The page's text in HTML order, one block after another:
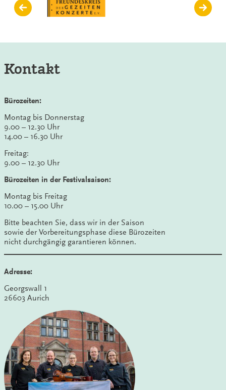
Kontakt
Bürozeiten:
Montag bis Donnerstag
9.00 – 12.30 Uhr
14.00 – 16.30 Uhr
Freitag:
9.00 – 12.30 Uhr
Bürozeiten in der Festivalsaison:
Montag bis Freitag
10.00 – 15.00 Uhr
Bitte beachten Sie, dass wir in der Saison
sowie der Vorbereitungsphase diese Bürozeiten
nicht durchgängig garantieren können.
Adresse:
Georgswall 1
26603 Aurich